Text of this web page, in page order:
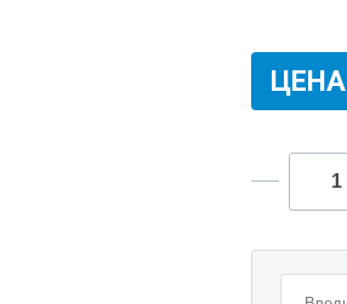
ЦЕНА